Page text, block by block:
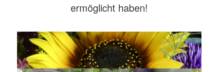
ermöglicht haben!